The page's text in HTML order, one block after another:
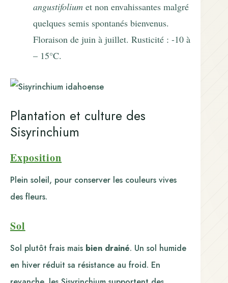
angustifolium et non envahissantes malgré
quelques semis spontanés bienvenus.
Floraison de juin à juillet. Rusticité : -10 à
– 15°C.
Plantation et culture des
Sisyrinchium
Exposition
Plein soleil, pour conserver les couleurs vives
des fleurs.
Sol
Sol plutôt frais mais bien drainé. Un sol humide
en hiver réduit sa résistance au froid. En